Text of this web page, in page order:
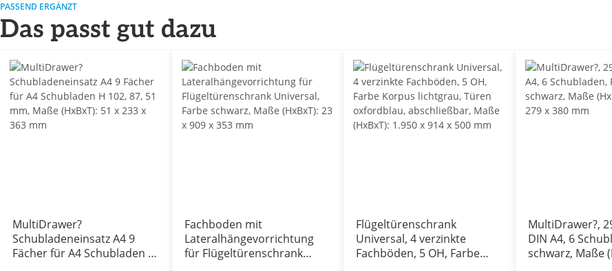
PASSEND ERGÄNZT
Das passt gut dazu
MultiDrawer?
Schubladeneinsatz A4 9
Fächer für A4 Schubladen H
Fachboden mit
Lateralhängevorrichtung
für Flügeltürenschrank
Flügeltürenschrank
Universal, 4 verzinkte
Fachböden, 5 OH, Farbe
MultiDrawer?,
DIN A4, 6
schwarz, Maße